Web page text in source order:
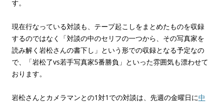
す。
現在行なっている対談も、テープ起こしをまとめたものを収録
するのではなく「対談の中のセリフの一つから、その写真家を
読み解く岩松さんの書下し」という形での収録となる予定なの
で、「岩松了vs若手写真家5番勝負」といった雰囲気も漂わせて
おります。
岩松さんとカメラマンとの1対1での対談は、先週の金曜日に中